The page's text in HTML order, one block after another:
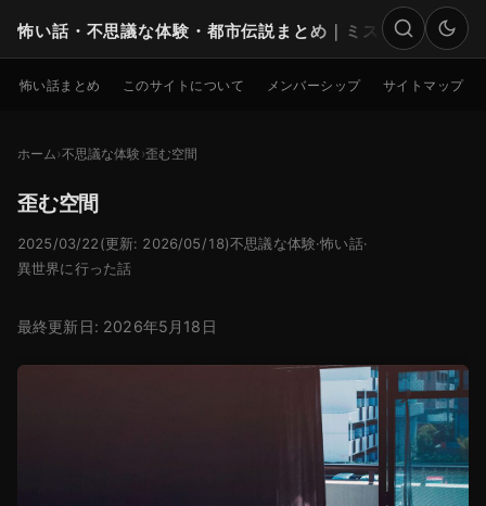
怖い話・不思議な体験・都市伝説まとめ｜ミステリー
検索
怖い話まとめ このサイトについて メンバーシップ サイトマップ
ホーム 不思議な体験 歪む空間
歪む空間
2025/03/22 (更新: 2026/05/18)不思議な体験·怖い話·
異世界に行った話
最終更新日: 2026年5月18日